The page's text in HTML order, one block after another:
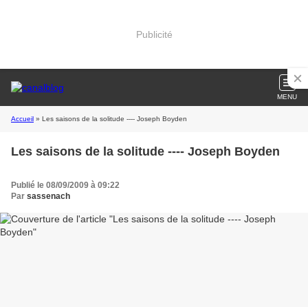
Publicité
MENU
Accueil » Les saisons de la solitude ---- Joseph Boyden
Les saisons de la solitude ---- Joseph Boyden
Publié le 08/09/2009 à 09:22
Par sassenach